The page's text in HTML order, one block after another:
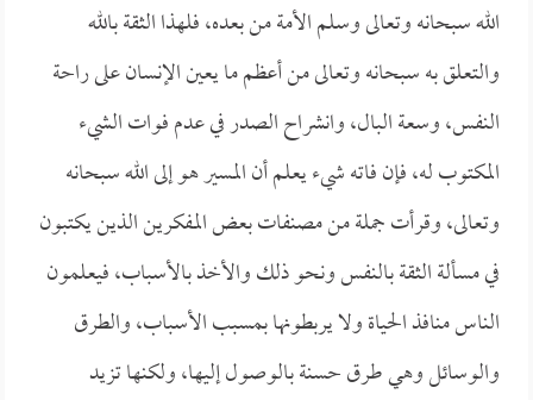
الله سبحانه وتعالى وسلم الأمة من بعده، فلهذا الثقة بالله
والتعلق به سبحانه وتعالى من أعظم ما يعين الإنسان على راحة
النفس، وسعة البال، وانشراح الصدر في عدم فوات الشيء
المكتوب له، فإن فاته شيء يعلم أن المسير هو إلى الله سبحانه
وتعالى، وقرأت جملة من مصنفات بعض المفكرين الذين يكتبون
في مسألة الثقة بالنفس ونحو ذلك والأخذ بالأسباب، فيعلمون
الناس منافذ الحياة ولا يربطونها بمسبب الأسباب، والطرق
والوسائل وهي طرق حسنة بالوصول إليها، ولكنها تزيد